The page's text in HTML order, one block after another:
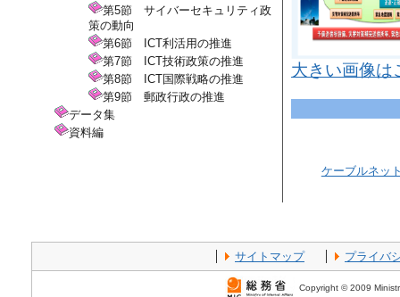
大きい画像は
ケーブルネッ
第5節 サイバーセキュリティ政
策の動向
第6節 ICT利活用の推進
第7節 ICT技術政策の推進
第8節 ICT国際戦略の推進
第9節 郵政行政の推進
データ集
資料編
サイトマップ プライバ
Copyright © 2009